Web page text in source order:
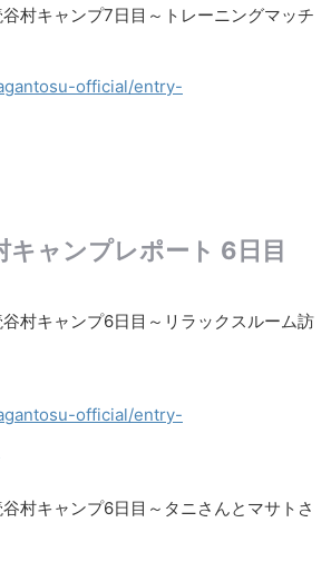
村キャンプ7日目～トレーニングマッチ
official/entry-
キャンプレポート 6日目
村キャンプ6日目～リラックスルーム訪
official/entry-
村キャンプ6日目～タニさんとマサトさ